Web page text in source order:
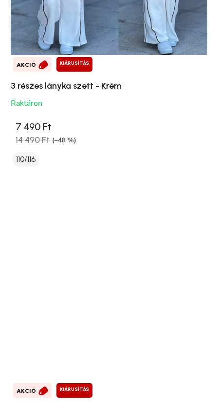
AKCIÓ KIÁRUSÍTÁS
3 részes lányka szett - Krém
Raktáron
7 490 Ft
14 490 Ft (–48 %)
110/116
AKCIÓ KIÁRUSÍTÁS